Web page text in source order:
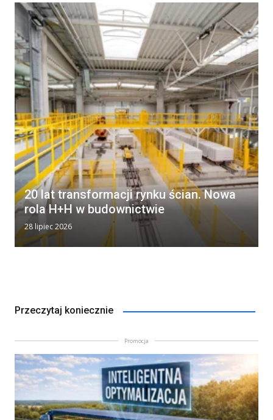
20 lat transformacji rynku ścian. Nowa
rola H+H w budownictwie
28 lipiec 2026
Przeczytaj koniecznie
Promocja